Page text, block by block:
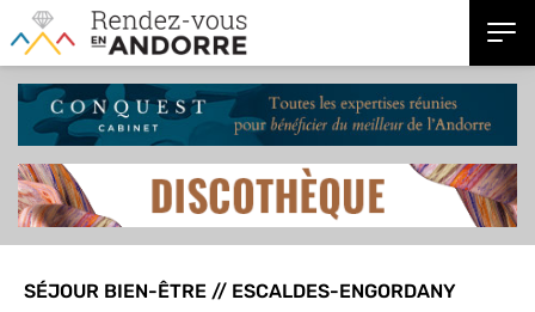
SÉJOUR BIEN-ÊTRE // ESCALDES-ENGORDANY